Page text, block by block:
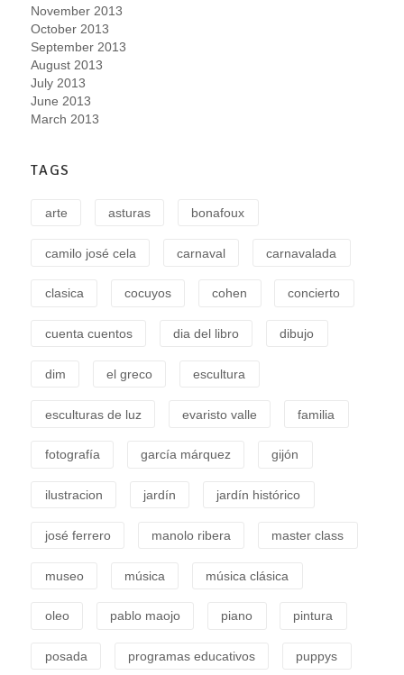
November 2013
October 2013
September 2013
August 2013
July 2013
June 2013
March 2013
TAGS
arte asturas bonafoux
camilo josé cela carnaval carnavalada
clasica cocuyos cohen concierto
cuenta cuentos dia del libro dibujo
dim el greco escultura
esculturas de luz evaristo valle familia
fotografía garcía márquez gijón
ilustracion jardín jardín histórico
josé ferrero manolo ribera master class
museo música música clásica
oleo pablo maojo piano pintura
posada programas educativos puppys